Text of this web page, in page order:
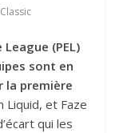
(PEL)
sont en
la première
Liquid, et Faze
qui les